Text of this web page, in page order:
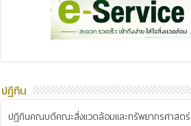
ปฏิทิน
ปฏิทินคณบดีคณะสิ่งแวดล้อมและทรัพยากรศาสตร์